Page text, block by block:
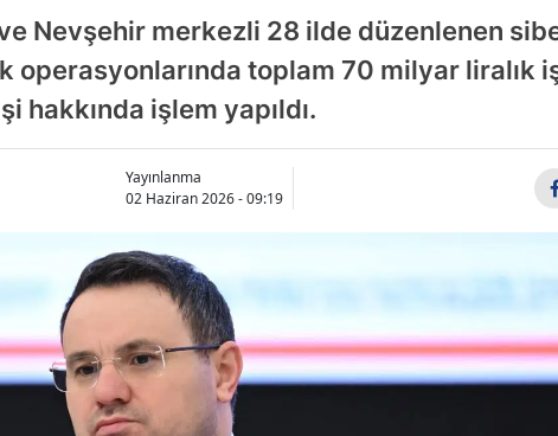
Nevşehir merkezli 28 ilde düzenlenen
operasyonlarında toplam 70 milyar liralık
hakkında işlem yapıldı.
Yayınlanma
02 Haziran 2026 - 09:19